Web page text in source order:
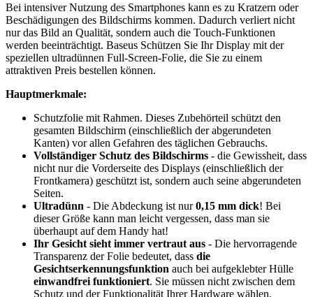
Bei intensiver Nutzung des Smartphones kann es zu Kratzern oder
Beschädigungen des Bildschirms kommen. Dadurch verliert nicht
nur das Bild an Qualität, sondern auch die Touch-Funktionen
werden beeinträchtigt. Baseus Schützen Sie Ihr Display mit der
speziellen ultradünnen Full-Screen-Folie, die Sie zu einem
attraktiven Preis bestellen können.
Hauptmerkmale:
Schutzfolie mit Rahmen. Dieses Zubehörteil schützt den
gesamten Bildschirm (einschließlich der abgerundeten
Kanten) vor allen Gefahren des täglichen Gebrauchs.
Vollständiger Schutz des Bildschirms - die Gewissheit, dass
nicht nur die Vorderseite des Displays (einschließlich der
Frontkamera) geschützt ist, sondern auch seine abgerundeten
Seiten.
Ultradünn - Die Abdeckung ist nur0,15 mm dick! Bei
dieser Größe kann man leicht vergessen, dass man sie
überhaupt auf dem Handy hat!
Ihr Gesicht sieht immer vertraut aus - Die hervorragende
Transparenz der Folie bedeutet, dass die
Gesichtserkennungsfunktion auch bei aufgeklebter Hülle
einwandfrei funktioniert. Sie müssen nicht zwischen dem
Schutz und der Funktionalität Ihrer Hardware wählen.